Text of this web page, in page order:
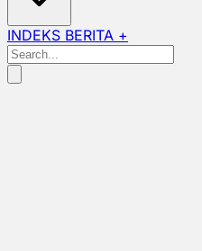
INDEKS BERITA +